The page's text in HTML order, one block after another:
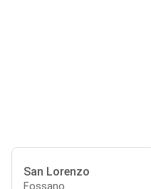
San Lorenzo
Fossano